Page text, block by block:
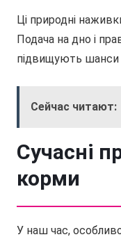
Ці природні
Подача на дно і
підвищують шанси
Сейчас читают:
Сучасні
корми
У наш час,